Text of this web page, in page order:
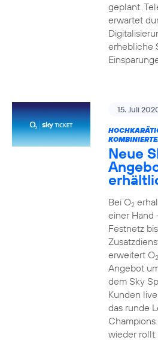
geplant.
erwartet
erhebliche
15. Juli
Neue
Bei O2
einer Hand
Festnetz
erweitert O2
Angebot
dem Sky
Kunden
das runde
wieder rollt.